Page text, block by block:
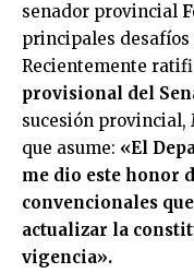
senador provincial
principales desafíos
Recientemente
provisional del
sucesión
que asume: «El
me dio este honor
convencionales
actualizar la
vigencia».